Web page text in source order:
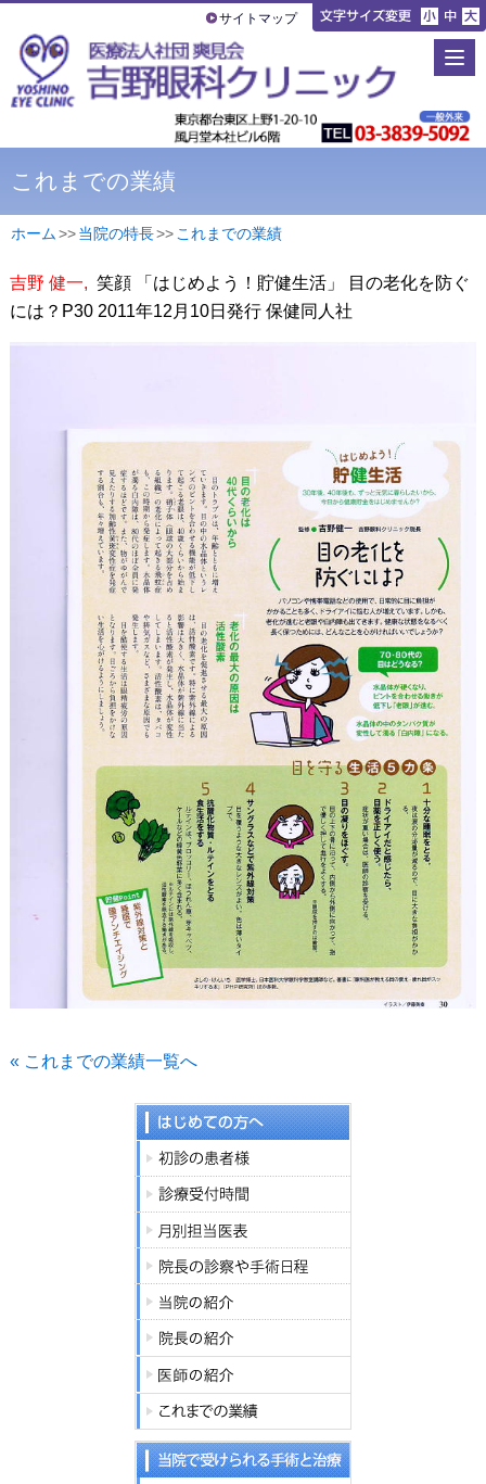
サイトマップ
これまでの業績
ホーム >> 当院の特長>> これまでの業績
吉野 健一, 笑顔 「はじめよう！貯健生活」 目の老化を防ぐ
には？P30 2011年12月10日発行 保健同人社
« これまでの業績一覧へ